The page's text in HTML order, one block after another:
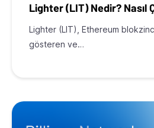
Lighter (LIT) Nedir? Nasıl
Lighter (LIT), Ethereum
gösteren ve…